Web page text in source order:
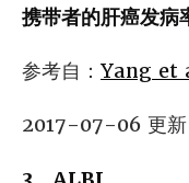
携带者的肝癌发病
参考自： Yang et
2017-07-06 更新